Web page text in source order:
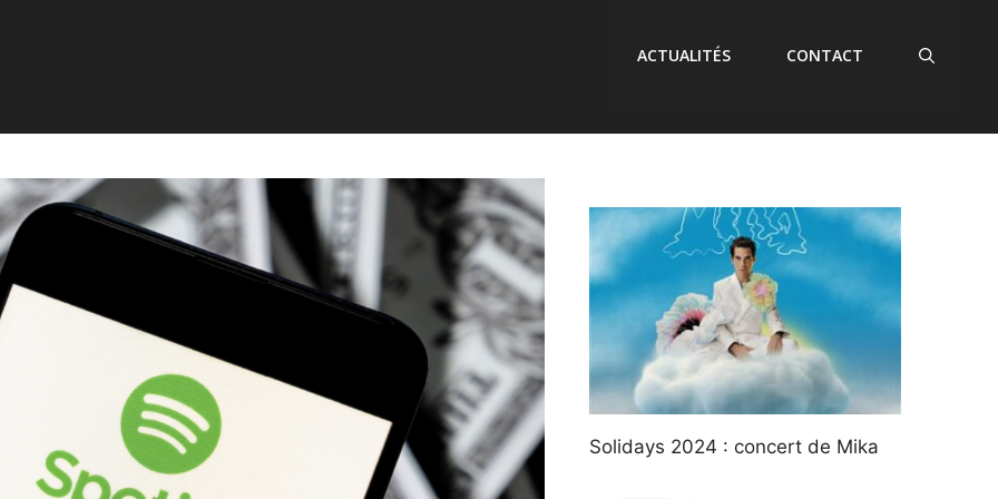
ACTUALITÉS CONTACT
Solidays 2024 : concert de Mika